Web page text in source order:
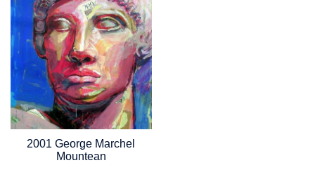
2001 George Marchel
Mountean